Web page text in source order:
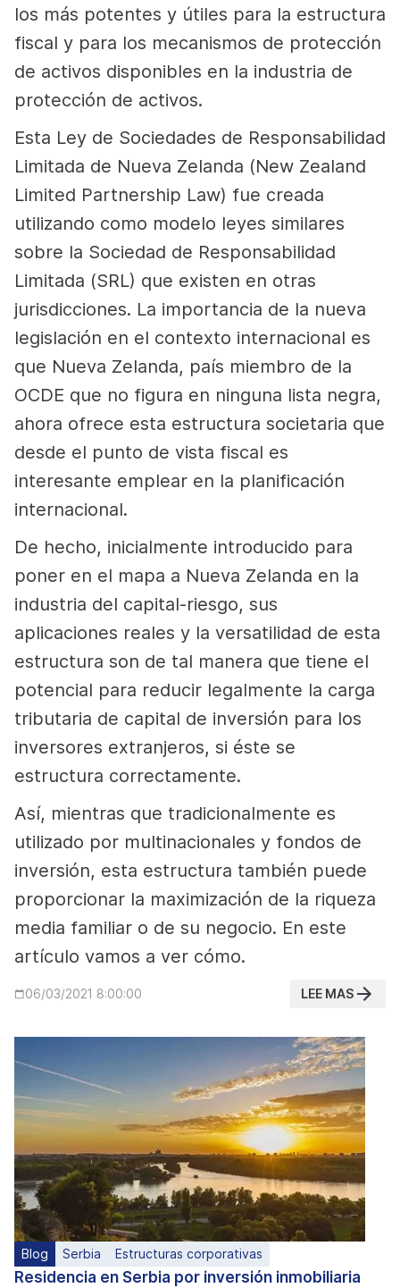
los más potentes y útiles para la estructura
fiscal y para los mecanismos de protección
de activos disponibles en la industria de
protección de activos.
Esta Ley de Sociedades de Responsabilidad
Limitada de Nueva Zelanda (New Zealand
Limited Partnership Law) fue creada
utilizando como modelo leyes similares
sobre la Sociedad de Responsabilidad
Limitada (SRL) que existen en otras
jurisdicciones. La importancia de la nueva
legislación en el contexto internacional es
que Nueva Zelanda, país miembro de la
OCDE que no figura en ninguna lista negra,
ahora ofrece esta estructura societaria que
desde el punto de vista fiscal es
interesante emplear en la planificación
internacional.
De hecho, inicialmente introducido para
poner en el mapa a Nueva Zelanda en la
industria del capital-riesgo, sus
aplicaciones reales y la versatilidad de esta
estructura son de tal manera que tiene el
potencial para reducir legalmente la carga
tributaria de capital de inversión para los
inversores extranjeros, si éste se
estructura correctamente.
Así, mientras que tradicionalmente es
utilizado por multinacionales y fondos de
inversión, esta estructura también puede
proporcionar la maximización de la riqueza
media familiar o de su negocio. En este
artículo vamos a ver cómo.
06/03/2021 8:00:00 LEE MAS
Blog Serbia Estructuras corporativas
Residencia en Serbia por inversión inmobiliaria